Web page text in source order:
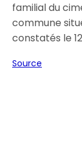
familial du
commune
constatés le
Source